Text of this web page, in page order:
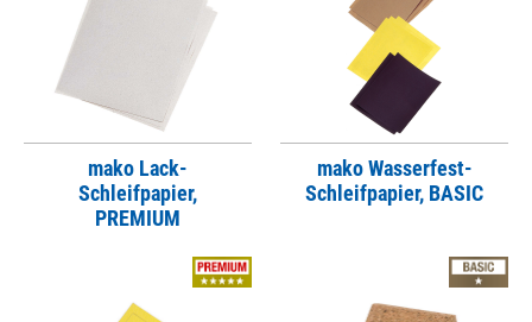
mako Lack-
Schleifpapier,
PREMIUM
mako Wasserfest-
Schleifpapier, BASIC